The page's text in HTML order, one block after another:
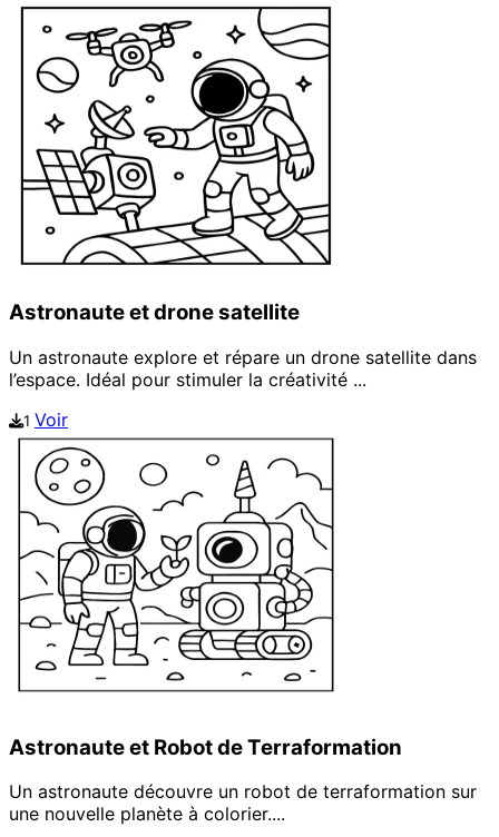
Astronaute et drone satellite
Un astronaute explore et répare un drone satellite dans
l’espace. Idéal pour stimuler la créativité ...
1 Voir
Astronaute et Robot de Terraformation
Un astronaute découvre un robot de terraformation sur
une nouvelle planète à colorier....